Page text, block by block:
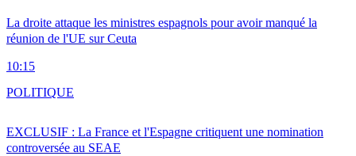
La droite attaque les ministres espagnols pour avoir manqué la
réunion de l'UE sur Ceuta
10:15
EXCLUSIF : La France et l'Espagne critiquent une nomination
controversée au SEAE
POLITIQUE